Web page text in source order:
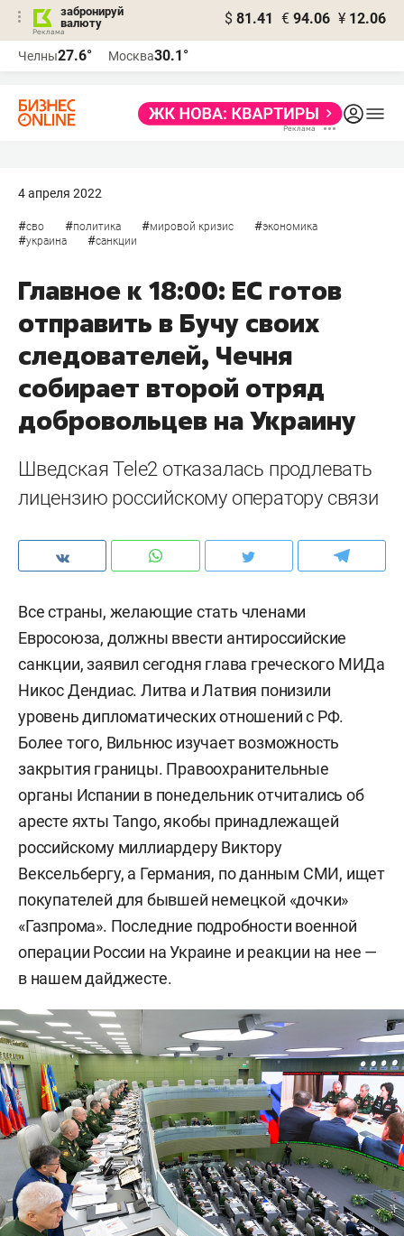
забронируй
валюту
$ 81.41 € 94.06 ¥ 12.06
Челны27.6° Москва30.1°
4 апреля 2022
#сво #политика #мировой кризис #экономика
#украина #санкции
Главное к 18:00: ЕС готов
отправить в Бучу своих
следователей, Чечня
собирает второй отряд
добровольцев на Украину
Шведская Tele2 отказалась продлевать
лицензию российскому оператору связи
Все страны, желающие стать членами
Евросоюза, должны ввести антироссийские
санкции, заявил сегодня глава греческого МИДа
Никос Дендиас. Литва и Латвия понизили
уровень дипломатических отношений с РФ.
Более того, Вильнюс изучает возможность
закрытия границы. Правоохранительные
органы Испании в понедельник отчитались об
аресте яхты Tango, якобы принадлежащей
российскому миллиардеру Виктору
Вексельбергу, а Германия, по данным СМИ, ищет
покупателей для бывшей немецкой «дочки»
«Газпрома». Последние подробности военной
операции России на Украине и реакции на нее —
в нашем дайджесте.